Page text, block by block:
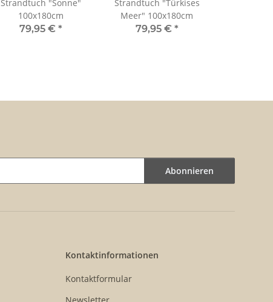
Strandtuch "Sonne"
100x180cm
79,95 € *
Strandtuch "Türkises
Meer" 100x180cm
79,95 € *
Abonnieren
Kontaktinformationen
Kontaktformular